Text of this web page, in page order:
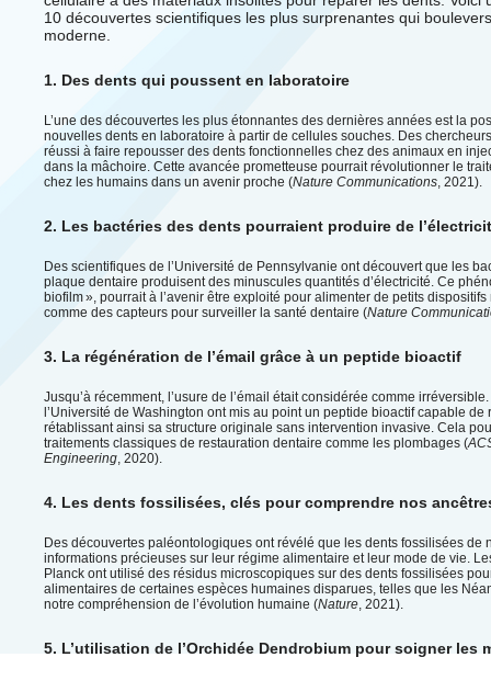
10 découvertes scientifiques les plus surprenantes qui
moderne.
1. Des dents qui poussent en laboratoire
L’une des découvertes les plus étonnantes des dernières années est la
nouvelles dents en laboratoire à partir de cellules souches. Des
réussi à faire repousser des dents fonctionnelles chez des animaux en
dans la mâchoire. Cette avancée prometteuse pourrait révolutionner le
chez les humains dans un avenir proche (Nature Communications, 2021).
2. Les bactéries des dents pourraient produire de
Des scientifiques de l’Université de Pennsylvanie ont découvert que les
plaque dentaire produisent des minuscules quantités d’électricité. Ce
biofilm », pourrait à l’avenir être exploité pour alimenter de petits
comme des capteurs pour surveiller la santé dentaire (Nature
3. La régénération de l’émail grâce à un peptide bioactif
Jusqu’à récemment, l’usure de l’émail était considérée comme
l’Université de Washington ont mis au point un peptide bioactif capable de
rétablissant ainsi sa structure originale sans intervention invasive. Cela
traitements classiques de restauration dentaire comme les plombages (
Engineering, 2020).
4. Les dents fossilisées, clés pour comprendre nos
Des découvertes paléontologiques ont révélé que les dents fossilisées de
informations précieuses sur leur régime alimentaire et leur mode de vie.
Planck ont utilisé des résidus microscopiques sur des dents fossilisées
alimentaires de certaines espèces humaines disparues, telles que les
notre compréhension de l’évolution humaine (Nature, 2021).
5. L’utilisation de l’Orchidée Dendrobium pour soigner les